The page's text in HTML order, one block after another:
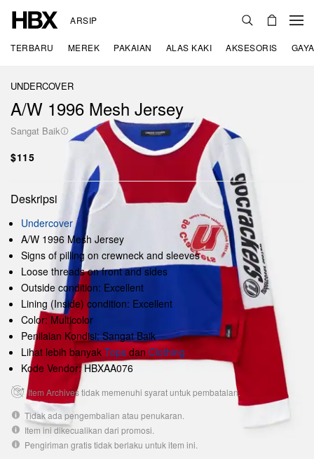
ARSIP
TERBARU MEREK PAKAIAN ALAS KAKI AKSESORIS
UNDERCOVER
A/W 1996 Mesh Jersey
Sangat Baik
$115
Deskripsi
Undercover
A/W 1996 Mesh Jersey
Signs of pilling on crewneck and sleeves
Loose threads on front and sides
Outside condition: Excellent
Lining (Inside) condition: Excellent
Color: Multicolor
Penilaian Kondisi: Sangat Baik
Lihat lebih banyak TopsdanClothing
Kode Vendor: HBXAA076
Item Archives tidak memenuhi syarat untuk pembatalan.
Tidak ada pengembalian atau penukaran.
Item ini dikecualikan dari promosi.
Pengiriman gratis tidak berlaku untuk item ini.